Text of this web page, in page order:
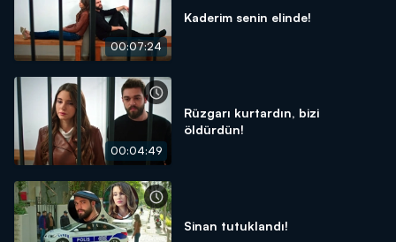
00:07:24
Kaderim senin elinde!
00:04:49
Rüzgarı kurtardın, bizi
öldürdün!
Sinan tutuklandı!